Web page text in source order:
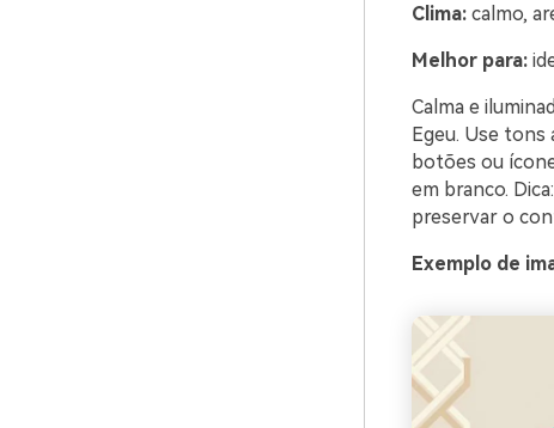
Clima:calmo,
Melhor para:
Calma e
Egeu. Use tons
botões ou
em branco.
preservar o
Exemplo de